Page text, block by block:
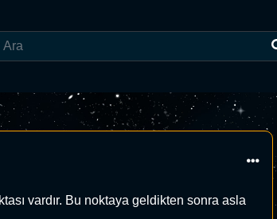
vardır. Bu noktaya geldikten sonra asla